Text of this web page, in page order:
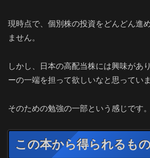
現時点で、個別株の投資をどんどん進
ません。
しかし、日本の高配当株には興味があ
ーの一端を担って欲しいなと思っていま
そのための勉強の一部という感じです。
この本から得られるもの